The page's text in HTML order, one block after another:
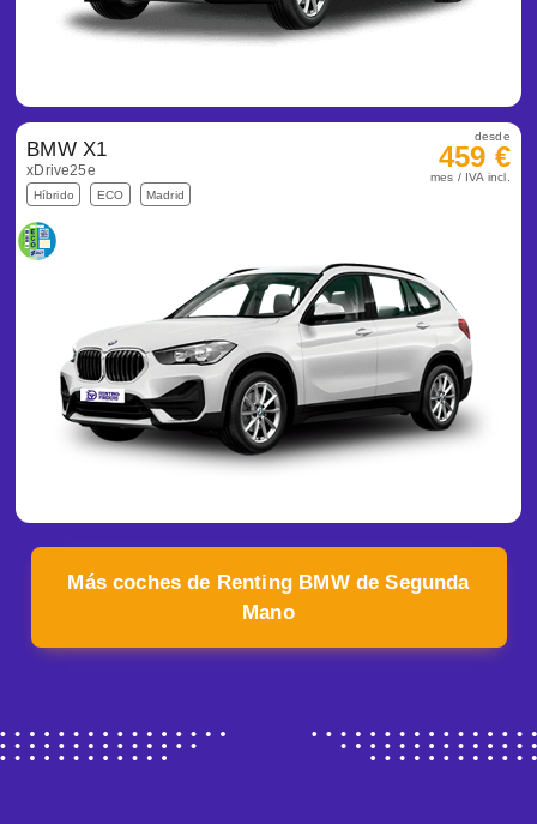
BMW X1
xDrive25e
Híbrido ECO Madrid
desde
459 €
mes / IVA incl.
Más coches de Renting BMW de Segunda
Mano